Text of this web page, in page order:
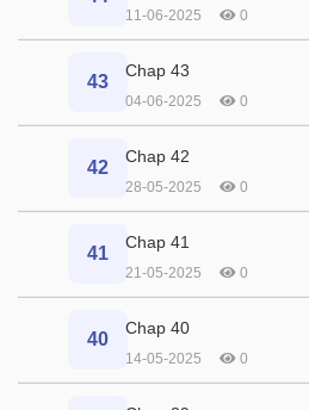
11-06-2025 0
43
Chap 43
04-06-2025 0
42
Chap 42
28-05-2025 0
41
Chap 41
21-05-2025 0
40
Chap 40
14-05-2025 0